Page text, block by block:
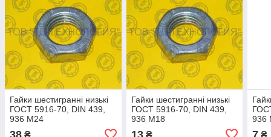
Гайки шестигранні низькі
ГОСТ 5916-70, DIN 439,
936 М24
38 ₴
Гайки шестигранні низькі
ГОСТ 5916-70, DIN 439,
936 М18
13₴
936
7 ₴